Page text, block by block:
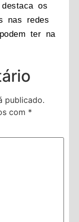
os
nas redes
ter na
publicado.
com *